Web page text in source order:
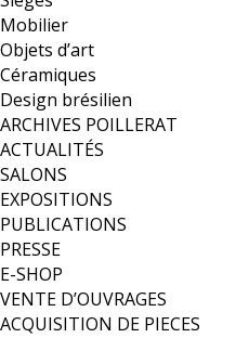
Mobilier
Objets d’art
Céramiques
Design brésilien
ARCHIVES POILLERAT
ACTUALITÉS
SALONS
EXPOSITIONS
PUBLICATIONS
PRESSE
E-SHOP
VENTE D’OUVRAGES
ACQUISITION DE PIECES